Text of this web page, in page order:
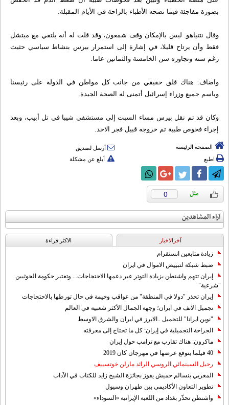
بصورة مفاجئة فيما نصحه الأطباء بالراحة في الأيام المقبلة.
وقال نتنياهو: ليس بالإمكان وقف شمعون، وقد قلت له أنه يلتقي مع ميتشل
فقط وأن يرتاح قليلا، في إشارة إلى استمرار بيرس بنشاط سياسي حثيث
رغم سنه وتجاوزه سن الخامسة والثمانين عاما.
واضاف: هناك قلق حقيقي من جانب كل مواطن في الدولة على رئيسنا
وباسم جميع وزراء إسرائيل أتمنى له الصحة الجيدة.
وكان قد تم نقل بيرس مساء السبت إلى مستشفى شيبا في تل أبيب، وبعد
إجراء فحوص طبية تم خروجه قبيل فجر الاحد.
الصفحة الرئيسة
أرسل لصديق
اطبع
أبلغ عن مشكلة
0
آراء المشاهدين
آخرالاخبار الاکثر قراءة
زيادة متابعين انستقرام
ضبط شبكة لتبييض الاموال في ايران
إيران تتهم واشنطن بزيادة التوتر عبر دعمها الاحتجاجات... وتعتبر حكومة الحوثيين
"شرعية"
إيران تحذر "دولا في المنطقة" من عواقب وخيمة في حال تورطها بالاحتجاجات
تجميل الانف في ايران؛ وجهة الجمال الأكثر شعبية في العالم
"نوين ايرانا" للتجميل ..الابرز في ايران والشرق الاوسط
الجراحة التجميلية في إيران: كل ما تحتاج إلى معرفته
ماكرون: هناك تقارب مع ترامب حول إيران
40 فيلما يتوقع عرضها في مهرجان كان 2019
رحيل السينمائي الروسي الرائد مارلن خوتسييف
المغربي بنسالم حميش يفوز بجائزة الشيخ زايد للكتاب في الآداب
تطوير التعاون الأكاديمي بين طهران وسيول
واشنطن تحذّر بغداد من اللعبة الإيرانية «السوداء»